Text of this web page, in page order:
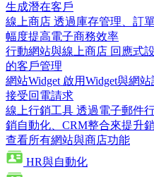
生成潛在客戶
線上商店 透過庫存管理、訂
幅度提高電子商務效率
行動網站與線上商店 回應式
的客戶管理
網站Widget 啟用Widget與網
接受回電請求
線上行銷工具 透過電子郵件
銷自動化、CRM整合來提升
查看所有網站與商店功能
HR與自動化